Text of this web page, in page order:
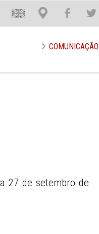
Loca
COMUNICAÇÃO
27 de setembro de